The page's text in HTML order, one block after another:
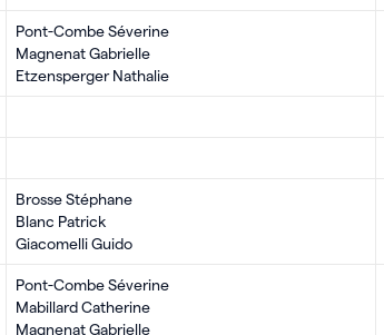
Pont-Combe Séverine
Magnenat Gabrielle
Etzensperger Nathalie
Brosse Stéphane
Blanc Patrick
Giacomelli Guido
Pont-Combe Séverine
Mabillard Catherine
Magnenat Gabrielle